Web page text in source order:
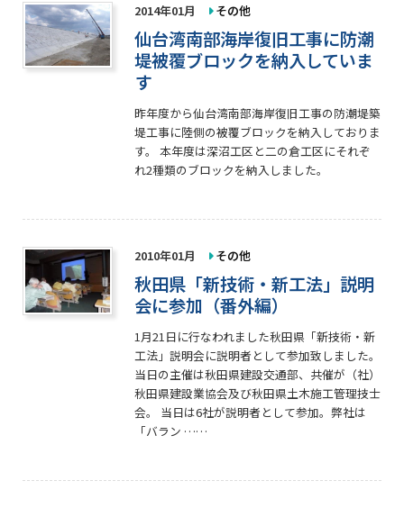
2014年01月 その他
仙台湾南部海岸復旧工事に防潮
堤被覆ブロックを納入していま
す
昨年度から仙台湾南部海岸復旧工事の防潮堤築
堤工事に陸側の被覆ブロックを納入しておりま
す。 本年度は深沼工区と二の倉工区にそれぞ
れ2種類のブロックを納入しました。
2010年01月 その他
秋田県「新技術・新工法」説明
会に参加（番外編）
1月21日に行なわれました秋田県「新技術・新
工法」説明会に説明者として参加致しました。
当日の主催は秋田県建設交通部、共催が（社）
秋田県建設業協会及び秋田県土木施工管理技士
会。 当日は6社が説明者として参加。弊社は
「バラン ……